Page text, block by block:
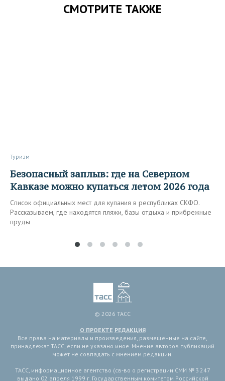
СМОТРИТЕ ТАКЖЕ
Туризм
Безопасный заплыв: где на Северном
Кавказе можно купаться летом 2026 года
Список официальных мест для купания в республиках СКФО.
Рассказываем, где находятся пляжи, базы отдыха и прибрежные
пруды
© 2026 ТАСС
О ПРОЕКТЕ РЕДАКЦИЯ
Все права на материалы и произведения, размещенные на сайте,
принадлежат ТАСС, если не указано иное. Мнение авторов публикаций
может не совпадать с мнением редакции.
ТАСС, информационное агентство (св-во о регистрации СМИ № 3 247
выдано 02 апреля 1999 г. Государственным комитетом Российской